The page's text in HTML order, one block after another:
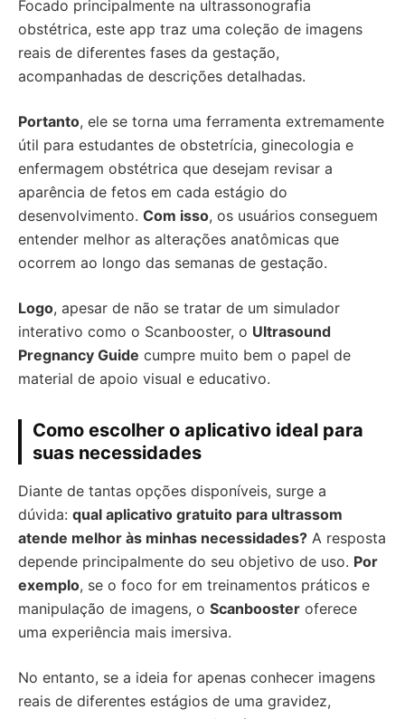
Focado principalmente na ultrassonografia
obstétrica, este app traz uma coleção de imagens
reais de diferentes fases da gestação,
acompanhadas de descrições detalhadas.
Portanto, ele se torna uma ferramenta extremamente
útil para estudantes de obstetrícia, ginecologia e
enfermagem obstétrica que desejam revisar a
aparência de fetos em cada estágio do
desenvolvimento. Com isso, os usuários conseguem
entender melhor as alterações anatômicas que
ocorrem ao longo das semanas de gestação.
Logo, apesar de não se tratar de um simulador
interativo como o Scanbooster, o Ultrasound
Pregnancy Guide cumpre muito bem o papel de
material de apoio visual e educativo.
Como escolher o aplicativo ideal para
suas necessidades
Diante de tantas opções disponíveis, surge a
dúvida: qual aplicativo gratuito para ultrassom
atende melhor às minhas necessidades? A resposta
depende principalmente do seu objetivo de uso. Por
exemplo, se o foco for em treinamentos práticos e
manipulação de imagens, o Scanbooster oferece
uma experiência mais imersiva.
No entanto, se a ideia for apenas conhecer imagens
reais de diferentes estágios de uma gravidez,